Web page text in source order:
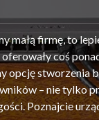
małą firmę, to
coś
opcję stworzenia
– nie tylko
Poznajcie